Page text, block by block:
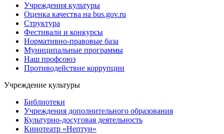
Учреждения культуры
Оценка качества на bus.gov.ru
Структура
Фестивали и конкурсы
Нормативно-правовые база
Муниципальные программы
Наш профсоюз
Противодействие коррупции
Учреждение культуры
Библиотеки
Учреждения дополнительного образования
Культурно-досуговая деятельность
Кинотеатр «Нептун»